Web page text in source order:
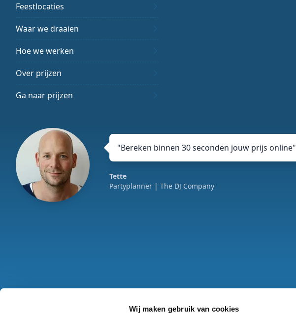
Wij maken gebruik van cookies
Feestlocaties
Waar we draaien
Hoe we werken
Over prijzen
Ga naar prijzen
"Bereken binnen 30 seconden jouw prijs online"
Tette
Partyplanner | The DJ Company
Algemene voorwaarden